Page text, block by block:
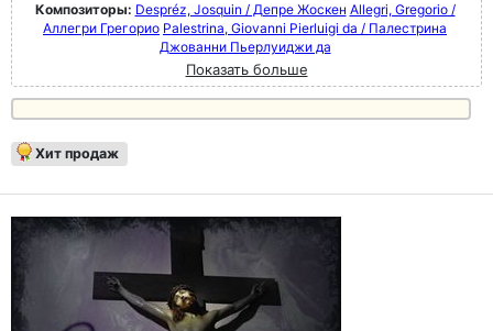
Композиторы: Despréz, Josquin / Депре Жоскен Allegri, Gregorio /
Аллегри Грегорио Palestrina, Giovanni Pierluigi da / Палестрина
Джованни Пьерлуиджи да
Показать больше
Хит продаж